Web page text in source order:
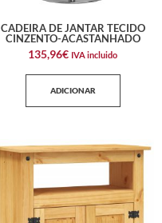
CADEIRA DE JANTAR TECIDO
CINZENTO-ACASTANHADO
135,96€ IVA incluido
ADICIONAR